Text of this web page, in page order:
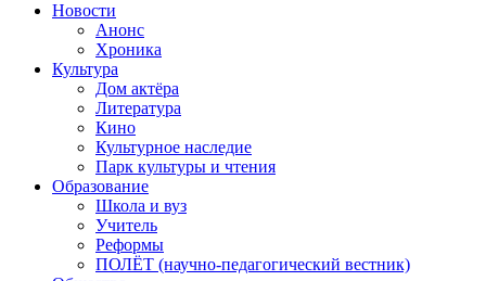
Новости
Анонс
Хроника
Культура
Дом актёра
Литература
Кино
Культурное наследие
Парк культуры и чтения
Образование
Школа и вуз
Учитель
Реформы
ПОЛЁТ (научно-педагогический вестник)